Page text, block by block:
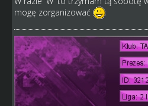
mogę zorganizować